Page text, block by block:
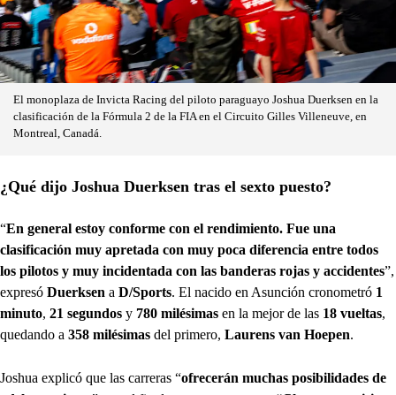
El monoplaza de Invicta Racing del piloto paraguayo Joshua Duerksen en la
clasificación de la Fórmula 2 de la FIA en el Circuito Gilles Villeneuve, en
Montreal, Canadá.
¿Qué dijo Joshua Duerksen tras el sexto puesto?
“En general estoy conforme con el rendimiento. Fue una
clasificación muy apretada con muy poca diferencia entre todos
los pilotos y muy incidentada con las banderas rojas y accidentes”,
expresó Duerksen a D/Sports. El nacido en Asunción cronometró 1
minuto, 21 segundos y 780 milésimas en la mejor de las 18 vueltas,
quedando a 358 milésimas del primero, Laurens van Hoepen.
Joshua explicó que las carreras “ofrecerán muchas posibilidades de